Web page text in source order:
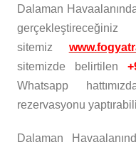
Dalaman
sitemiz
sitemizde belirtilen
Whatsapp
rezervasyonu
Dalaman